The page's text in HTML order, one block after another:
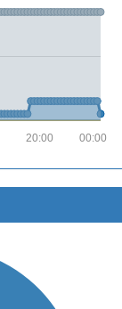
00:00
20:00